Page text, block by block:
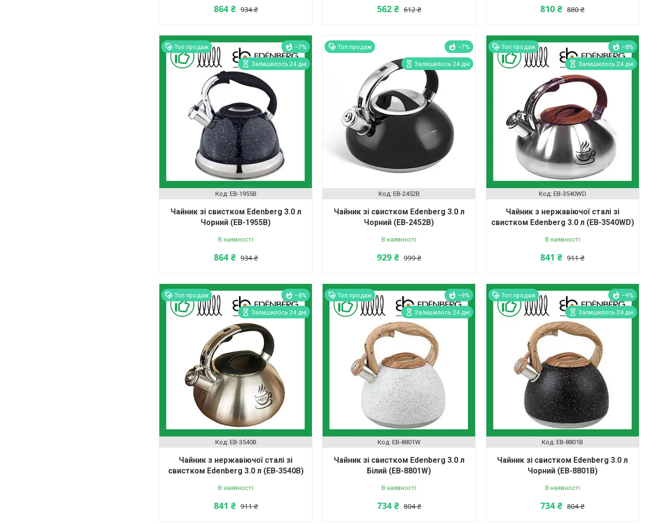
934 ₴
864 ₴ 612 ₴
562 ₴ 880 ₴
810 ₴
Топ продаж –7%
Залишилось 24 дні
EB-1955B
Чайник зі свистком Edenberg 3.0 л
Чорний (EB-1955B)
В наявності
934 ₴
864 ₴
Топ продаж –7%
Залишилось 24 дні
EB-2452B
Чайник зі свистком Edenberg 3.0 л
Чорний (EB-2452B)
В наявності
999 ₴
929 ₴
Топ продаж –8%
Залишилось 24 дні
EB-3540WD
Чайник з нержавіючої сталі зі
свистком Edenberg 3.0 л (EB-3540WD)
В наявності
911 ₴
841 ₴
Топ продаж –8%
Залишилось 24 дні
EB-3540B
Чайник з нержавіючої сталі зі
свистком Edenberg 3.0 л (EB-3540B)
В наявності
911 ₴
841 ₴
Топ продаж –9%
Залишилось 24 дні
EB-8801W
Чайник зі свистком Edenberg 3.0 л
Білий (EB-8801W)
В наявності
804 ₴
734 ₴
Топ продаж –9%
Залишилось 24 дні
EB-8801B
Чайник зі свистком Edenberg 3.0 л
Чорний (EB-8801B)
В наявності
804 ₴
734 ₴